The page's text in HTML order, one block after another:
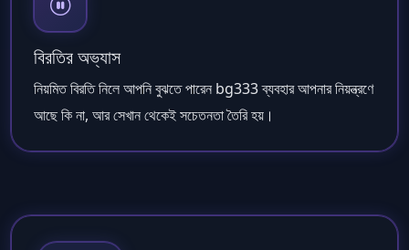
বিরতির অভ্যাস
নিয়মিত বিরতি নিলে আপনি বুঝতে পারেন bg333 ব্যবহার আপনার নিয়ন্ত্রণে
আছে কি না, আর সেখান থেকেই সচেতনতা তৈরি হয়।